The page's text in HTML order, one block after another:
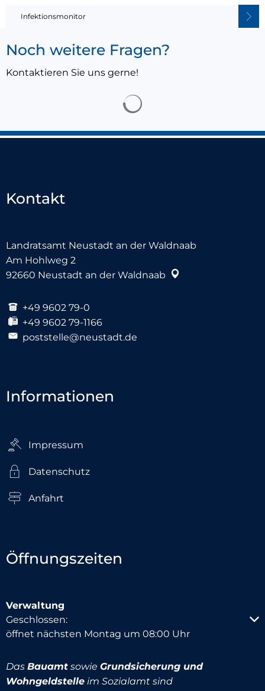
Infektionsmonitor
Noch weitere Fragen?
Kontaktieren Sie uns gerne!
Kontakt
Landratsamt Neustadt an der Waldnaab
Am Hohlweg 2
92660 Neustadt an der Waldnaab
+49 9602 79-0
+49 9602 79-1166
poststelle@neustadt.de
Informationen
Impressum
Datenschutz
Anfahrt
Öffnungszeiten
Verwaltung
Klicken, um weitere Öffnungs- oder Schließzeiten
Geschlossen:
öffnet nächsten Montag um 08:00 Uhr
Das Bauamt sowie Grundsicherung und
Wohngeldstelle im Sozialamt sind